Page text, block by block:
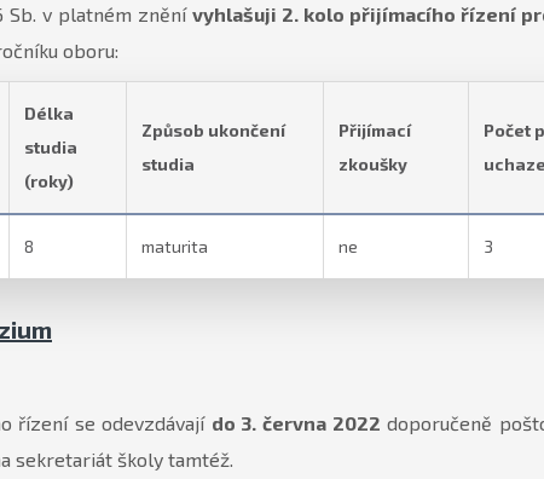
Sb. v platném znění vyhlašuji 2. kolo přijímacího řízení
oboru:
Délka
studia
(roky)
Způsob ukončení
studia
Přijímací
zkoušky
Počet
8 maturita ne 3
řízení se odevzdávají do 3. června 2022 doporučeně
sekretariát školy tamtéž.